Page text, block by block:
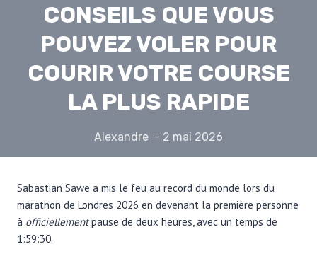
CONSEILS QUE VOUS
POUVEZ VOLER POUR
COURIR VOTRE COURSE
LA PLUS RAPIDE
Alexandre 2 mai 2026
Sabastian Sawe a mis le feu au record du monde lors du
marathon de Londres 2026 en devenant la première personne
à officiellementpause de deux heures, avec un temps de
1:59:30.